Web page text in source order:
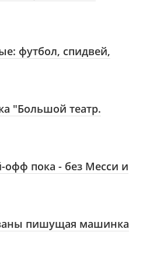
футбол, спидвей,
"Большой театр.
пока - без Месси и
пишущая машинка